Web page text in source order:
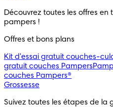
Découvrez toutes les offres
pampers !
Offres et bons plans
Kit d'essai gratuit couches-
gratuit couches Pampers
couches Pampers®
Grossesse
Suivez toutes les étapes de la